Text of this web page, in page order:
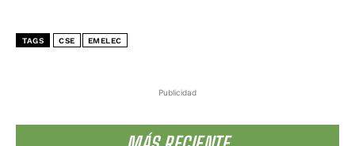
Publicidad
TAGS CSE EMELEC